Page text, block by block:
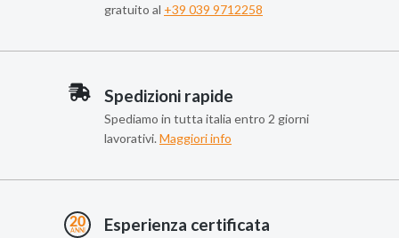
gratuito al +39 039 9712258
Spedizioni rapide
Spediamo in tutta italia entro 2 giorni
lavorativi. Maggiori info
Esperienza certificata